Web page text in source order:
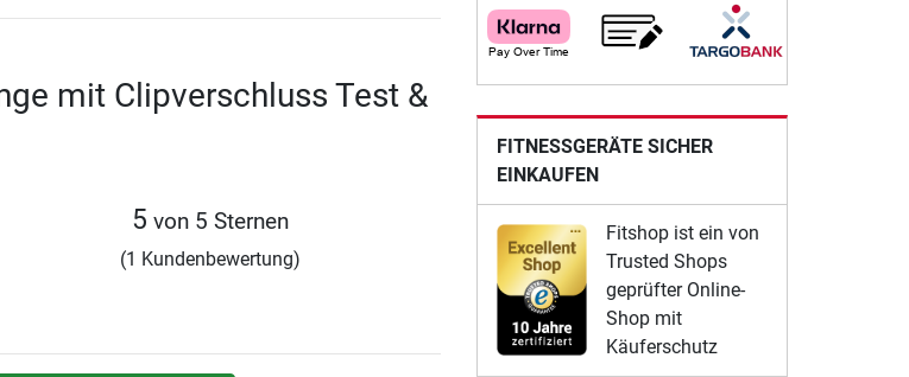
mit Clipverschluss Test &
5 von 5 Sternen
(1 Kundenbewertung)
FITNESSGERÄTE SICHER
EINKAUFEN
Fitshop ist ein von
Trusted Shops
geprüfter Online-
Shop mit
Käuferschutz